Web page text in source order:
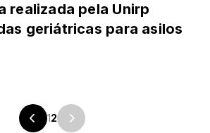
realizada pela Unirp
geriátricas para asilos
12